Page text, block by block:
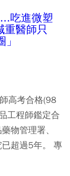
吃進微塑
重醫師只
高考合格(98
工程師鑑定合
物管理署、
超過5年。 專